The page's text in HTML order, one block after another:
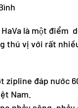
là một điểm
thú vị với rất
zipline đáp nước
Nam.